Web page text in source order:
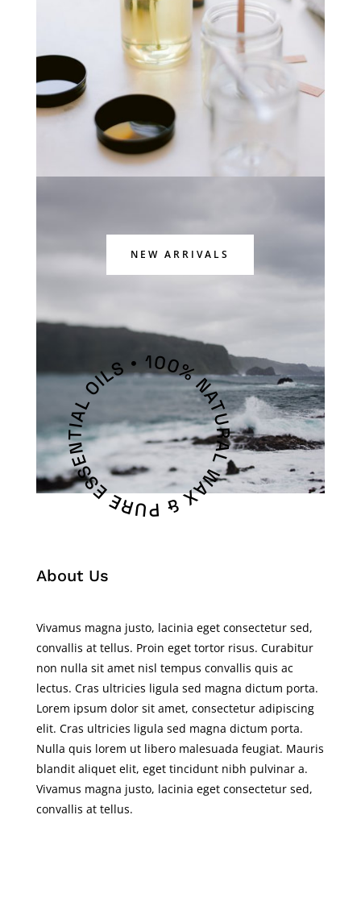
NEW ARRIVALS
About Us
Vivamus magna justo, lacinia eget consectetur sed,
convallis at tellus. Proin eget tortor risus. Curabitur
non nulla sit amet nisl tempus convallis quis ac
lectus. Cras ultricies ligula sed magna dictum porta.
Lorem ipsum dolor sit amet, consectetur adipiscing
elit. Cras ultricies ligula sed magna dictum porta.
Nulla quis lorem ut libero malesuada feugiat. Mauris
blandit aliquet elit, eget tincidunt nibh pulvinar a.
Vivamus magna justo, lacinia eget consectetur sed,
convallis at tellus.